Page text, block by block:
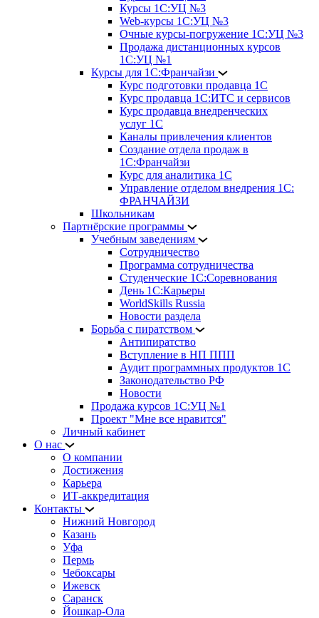
Курсы 1С:УЦ №3
Web-курсы 1С:УЦ №3
Очные курсы-погружение 1С:УЦ №3
Продажа дистанционных курсов
1С:УЦ №1
Курсы для 1С:Франчайзи
Курс подготовки продавца 1С
Курс продавца 1С:ИТС и сервисов
Курс продавца внедренческих
услуг 1С
Каналы привлечения клиентов
Создание отдела продаж в
1С:Франчайзи
Курс для аналитика 1С
Управление отделом внедрения 1С:
ФРАНЧАЙЗИ
Школьникам
Партнёрские программы
Учебным заведениям
Сотрудничество
Программа сотрудничества
Студенческие 1С:Соревнования
День 1С:Карьеры
WorldSkills Russia
Новости раздела
Борьба с пиратством
Антипиратство
Вступление в НП ППП
Аудит программных продуктов 1С
Законодательство РФ
Новости
Продажа курсов 1С:УЦ №1
Проект "Мне все нравится"
Личный кабинет
О нас
О компании
Достижения
Карьера
ИТ-аккредитация
Контакты
Нижний Новгород
Казань
Уфа
Пермь
Чебоксары
Ижевск
Саранск
Йошкар-Ола